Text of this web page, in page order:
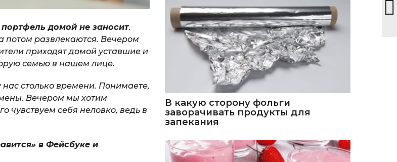
домой не заносит.
потом развлекаются. Вечером
приходят домой уставшие и
семью в нашем лице.
столько времени. Понимаете,
Вечером мы хотим
чувствуем себя неловко, ведь в
в Фейсбуке и
В какую сторону фольги
заворачивать продукты для
запекания